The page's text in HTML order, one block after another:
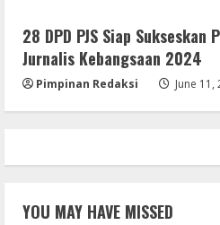
28 DPD PJS Siap Sukseskan
Jurnalis Kebangsaan 2024
Pimpinan Redaksi June 11,
YOU MAY HAVE MISSED